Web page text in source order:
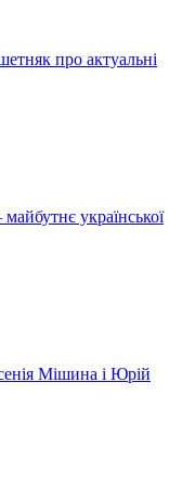
про актуальні
української
Мішина і Юрій